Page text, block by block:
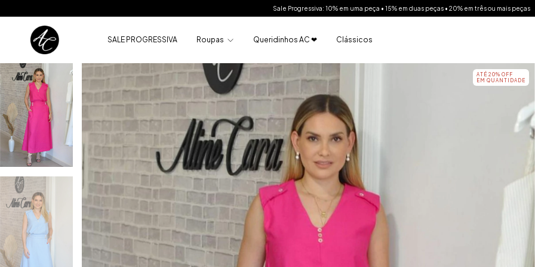
Sale Progressiva: 10% em uma peça • 15% em duas peças • 20% em três ou mais peças
SALE PROGRESSIVA Roupas Queridinhos AC ❤ Clássicos
ATÉ 20% OFF
EM QUANTIDADE